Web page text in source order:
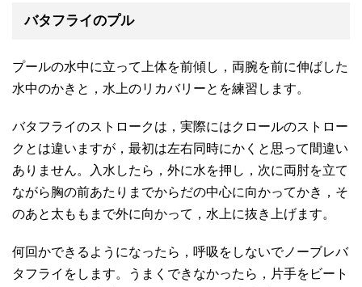
バタフライのプル
プールの水中に立って上体を前傾し，両腕を前に伸ばした
水中のかきと，水上のリカバリーとを練習します。
バタフライのストロークは，実際にはクロールのストロー
クとは違いますが，最初は左右同時にかくと思って間違い
ありません。入水したら，外に水を押し，次に両肘を立て
ながら胸の前あたりまでからだの中心に向かってかき，そ
のあと太ももまで外に向かって，水上に抜き上げます。
何回かできるようになったら，呼吸をしないでノーブレバ
タフライをします。うまくできなかったら，片手をビート